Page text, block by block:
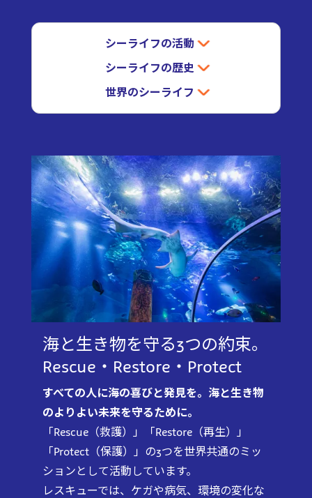
シーライフの活動
シーライフの歴史
世界のシーライフ
海と生き物を守る3つの約束。
Rescue・Restore・Protect
すべての人に海の喜びと発見を。海と生き物
のよりよい未来を守るために。
「Rescue（救護）」「Restore（再生）」
「Protect（保護）」の3つを世界共通のミッ
ションとして活動しています。
レスキューでは、ケガや病気、環境の変化な